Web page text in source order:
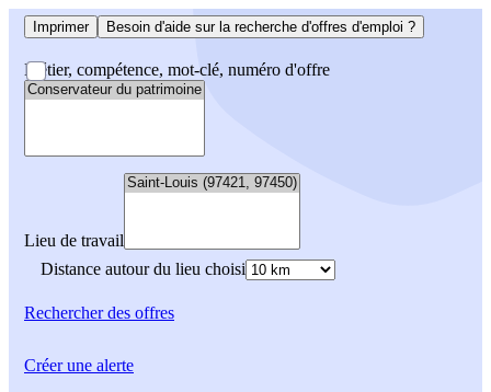
Imprimer Besoin d'aide sur la recherche d'offres d'emploi ?
Métier, compétence, mot-clé, numéro d'offre
Lieu de travail
Distance autour du lieu choisi
Rechercherdes offres
Créer une alerte